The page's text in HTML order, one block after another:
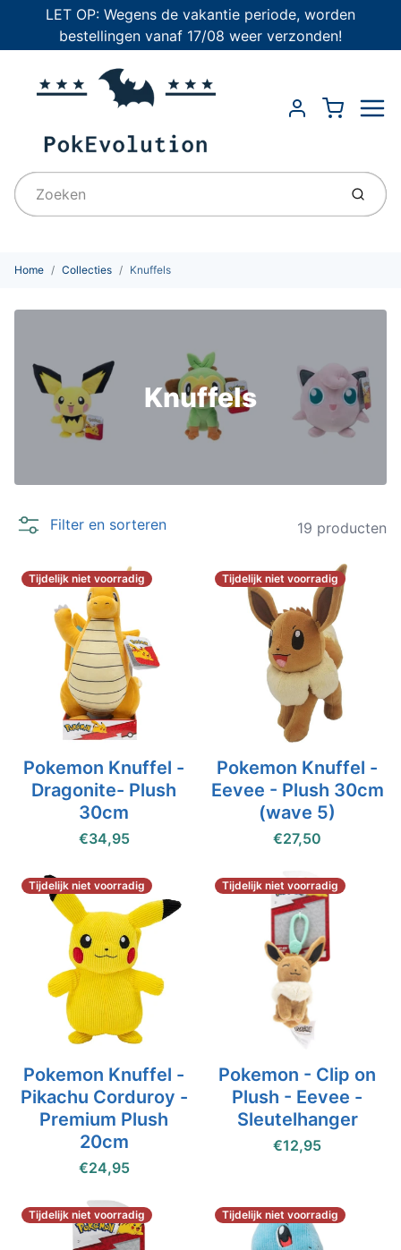
LET OP: Wegens de vakantie periode, worden
bestellingen vanaf 17/08 weer verzonden!
Account
Cart
Home Collecties Knuffels
Knuffels
Filter en sorteren 19 producten
Pokemon Knuffel -
Dragonite- Plush
30cm
€34,95
Tijdelijk niet voorradig
Pokemon Knuffel -
Eevee - Plush 30cm
(wave 5)
€27,50
Tijdelijk niet voorradig
Pokemon Knuffel -
Pikachu Corduroy -
Premium Plush
20cm
€24,95
Tijdelijk niet voorradig
Pokemon - Clip on
Plush - Eevee -
Sleutelhanger
€12,95
Tijdelijk niet voorradig
Tijdelijk niet voorradig Tijdelijk niet voorradig